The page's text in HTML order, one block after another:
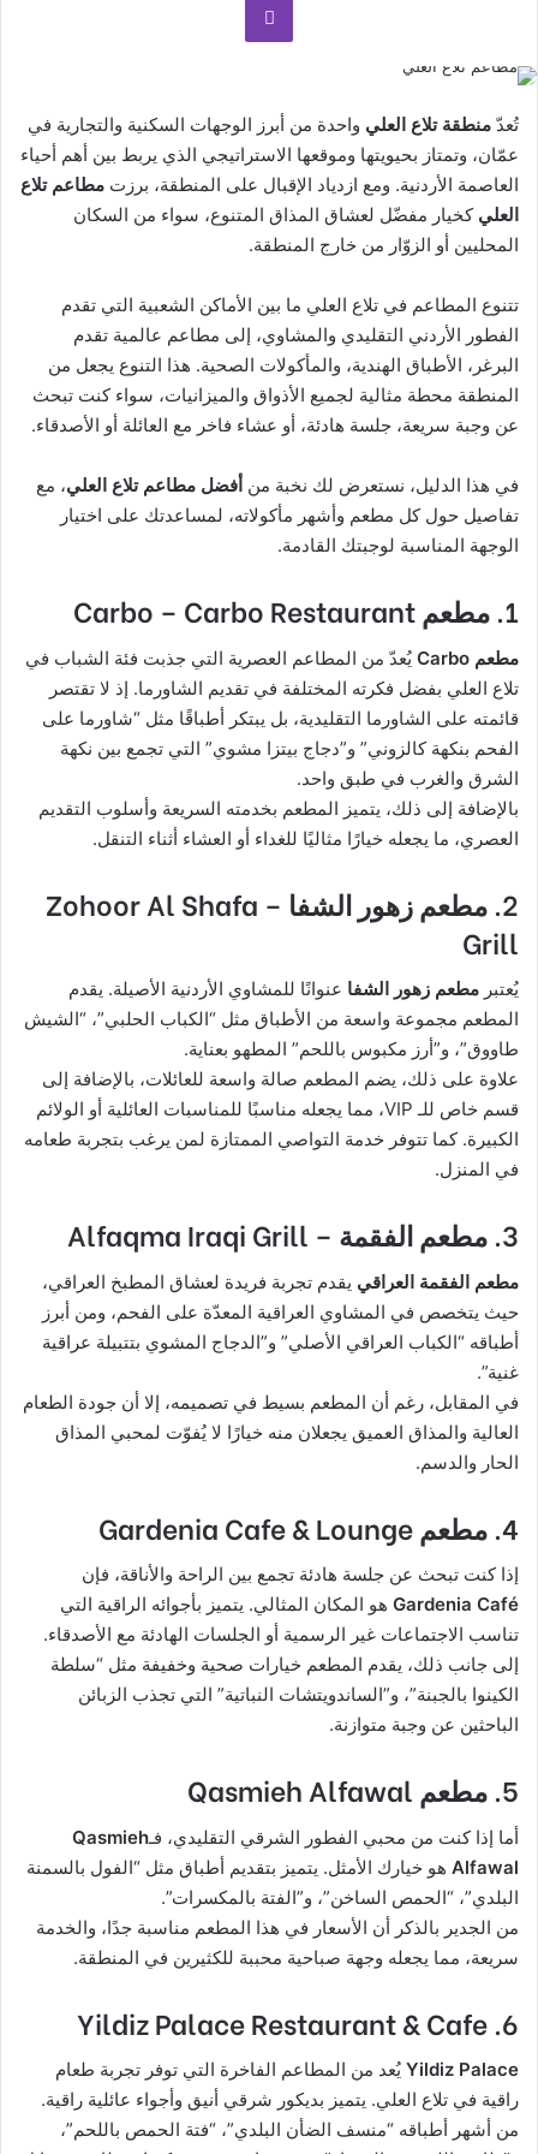
تُعدّ منطقة تلاع العلي واحدة من أبرز الوجهات السكنية والتجارية في
عمّان، وتمتاز بحيويتها وموقعها الاستراتيجي الذي يربط بين أهم أحياء
العاصمة الأردنية. ومع ازدياد الإقبال على المنطقة، برزت مطاعم تلاع
العلي كخيار مفضّل لعشاق المذاق المتنوع، سواء من السكان
المحليين أو الزوّار من خارج المنطقة.
تتنوع المطاعم في تلاع العلي ما بين الأماكن الشعبية التي تقدم
الفطور الأردني التقليدي والمشاوي، إلى مطاعم عالمية تقدم
البرغر، الأطباق الهندية، والمأكولات الصحية. هذا التنوع يجعل من
المنطقة محطة مثالية لجميع الأذواق والميزانيات، سواء كنت تبحث
عن وجبة سريعة، جلسة هادئة، أو عشاء فاخر مع العائلة أو الأصدقاء.
في هذا الدليل، نستعرض لك نخبة من أفضل مطاعم تلاع العلي، مع
تفاصيل حول كل مطعم وأشهر مأكولاته، لمساعدتك على اختيار
الوجهة المناسبة لوجبتك القادمة.
1. مطعم Carbo – Carbo Restaurant
مطعم Carbo
يُعدّ من المطاعم العصرية التي جذبت فئة الشباب في
تلاع العلي بفضل فكرته المختلفة في تقديم الشاورما. إذ لا تقتصر
قائمته على الشاورما التقليدية، بل يبتكر أطباقًا مثل “شاورما على
الفحم بنكهة كالزوني” و”دجاج بيتزا مشوي” التي تجمع بين نكهة
الشرق والغرب في طبق واحد.
بالإضافة إلى ذلك، يتميز المطعم بخدمته السريعة وأسلوب التقديم
العصري، ما يجعله خيارًا مثاليًا للغداء أو العشاء أثناء التنقل.
2. مطعم زهور الشفا – Zohoor Al Shafa
Grill
يُعتبر مطعم زهور الشفا عنوانًا للمشاوي الأردنية الأصيلة. يقدم
المطعم مجموعة واسعة من الأطباق مثل “الكباب الحلبي”، “الشيش
طاووق”، و”أرز مكبوس باللحم” المطهو بعناية.
علاوة على ذلك، يضم المطعم صالة واسعة للعائلات، بالإضافة إلى
قسم خاص للـ VIP، مما يجعله مناسبًا للمناسبات العائلية أو الولائم
الكبيرة. كما تتوفر خدمة التواصي الممتازة لمن يرغب بتجربة طعامه
في المنزل.
3. مطعم الفقمة – Alfaqma Iraqi Grill
مطعم الفقمة العراقي يقدم تجربة فريدة لعشاق المطبخ العراقي،
حيث يتخصص في المشاوي العراقية المعدّة على الفحم، ومن أبرز
أطباقه “الكباب العراقي الأصلي” و”الدجاج المشوي بتتبيلة عراقية
غنية”.
في المقابل، رغم أن المطعم بسيط في تصميمه، إلا أن جودة الطعام
العالية والمذاق العميق يجعلان منه خيارًا لا يُفوّت لمحبي المذاق
الحار والدسم.
4. مطعم Gardenia Cafe & Lounge
إذا كنت تبحث عن جلسة هادئة تجمع بين الراحة والأناقة، فإن
Gardenia Café هو المكان المثالي. يتميز بأجوائه الراقية التي
تناسب الاجتماعات غير الرسمية أو الجلسات الهادئة مع الأصدقاء.
إلى جانب ذلك، يقدم المطعم خيارات صحية وخفيفة مثل “سلطة
الكينوا بالجبنة”، و”الساندويتشات النباتية” التي تجذب الزبائن
الباحثين عن وجبة متوازنة.
5. مطعم Qasmieh Alfawal
أما إذا كنت من محبي الفطور الشرقي التقليدي، فـQasmieh
Alfawal هو خيارك الأمثل. يتميز بتقديم أطباق مثل “الفول بالسمنة
البلدي”، “الحمص الساخن”، و”الفتة بالمكسرات”.
من الجدير بالذكر أن الأسعار في هذا المطعم مناسبة جدًا، والخدمة
سريعة، مما يجعله وجهة صباحية محببة للكثيرين في المنطقة.
6. Yildiz Palace Restaurant & Cafe
Yildiz Palace يُعد من المطاعم الفاخرة التي توفر تجربة طعام
راقية في تلاع العلي. يتميز بديكور شرقي أنيق وأجواء عائلية راقية.
من أشهر أطباقه “منسف الضأن البلدي”، “فتة الحمص باللحم”،